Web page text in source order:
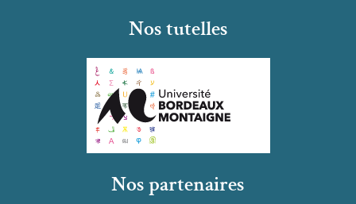
Nos tutelles
Nos partenaires